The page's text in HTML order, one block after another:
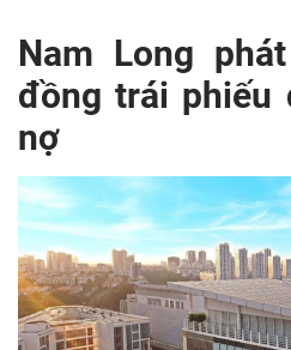
Nam Long
đồng trái phiếu
nợ